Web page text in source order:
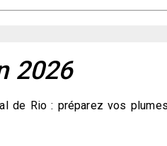
2026
de Rio : préparez vos